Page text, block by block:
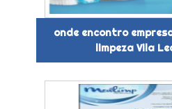
onde encontro
limpeza Vila